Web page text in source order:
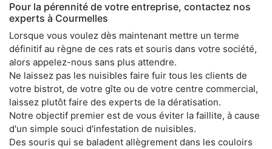
Pour la pérennité de votre entreprise, contactez nos
experts à Courmelles
Lorsque vous voulez dès maintenant mettre un terme
définitif au règne de ces rats et souris dans votre société,
alors appelez-nous sans plus attendre.
Ne laissez pas les nuisibles faire fuir tous les clients de
votre bistrot, de votre gîte ou de votre centre commercial,
laissez plutôt faire des experts de la dératisation.
Notre objectif premier est de vous éviter la faillite, à cause
d'un simple souci d'infestation de nuisibles.
Des souris qui se baladent allègrement dans les couloirs